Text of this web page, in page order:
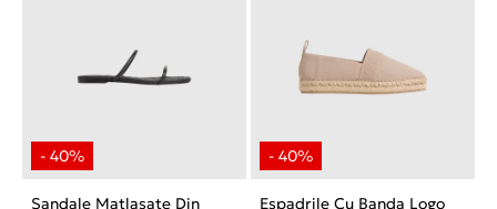
Sandale Matlasate Din
Espadrile Cu Banda Logo